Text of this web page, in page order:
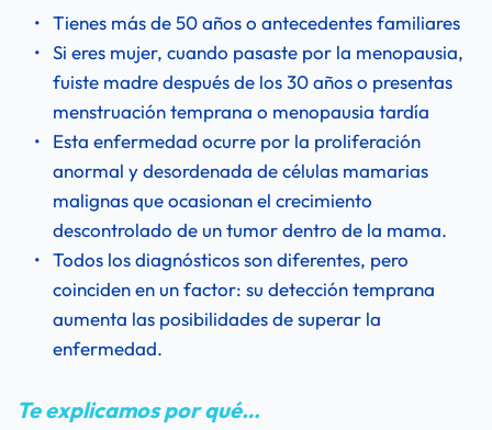
Tienes más de 50 años o antecedentes familiares
Si eres mujer, cuando pasaste por la menopausia,
fuiste madre después de los 30 años o presentas
menstruación temprana o menopausia tardía
Esta enfermedad ocurre por la proliferación
anormal y desordenada de células mamarias
malignas que ocasionan el crecimiento
descontrolado de un tumor dentro de la mama.
Todos los diagnósticos son diferentes, pero
coinciden en un factor: su detección temprana
aumenta las posibilidades de superar la
enfermedad.
Te explicamos por qué…